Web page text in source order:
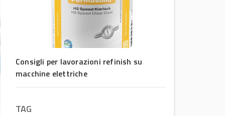
Consigli per lavorazioni refinish su
macchine elettriche
TAG